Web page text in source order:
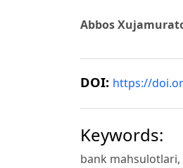
Abbos
DOI: https://
Keywords:
bank